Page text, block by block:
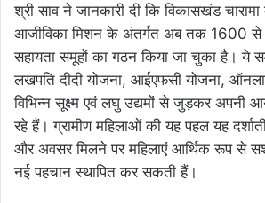
श्री साव ने जानकारी दी कि विकासखंड चारामा
आजीविका मिशन के अंतर्गत अब तक 1600 से
सहायता समूहों का गठन किया जा चुका है। ये
लखपति दीदी योजना, आईएफसी योजना,
विभिन्न सूक्ष्म एवं लघु उद्यमों से जुड़कर अपनी
रहे हैं। ग्रामीण महिलाओं की यह पहल यह
और अवसर मिलने पर महिलाएं आर्थिक रूप से
नई पहचान स्थापित कर सकती हैं।